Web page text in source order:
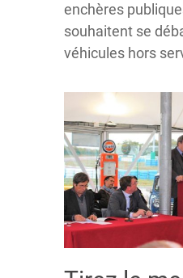
enchères
souhaitent se
véhicules hors